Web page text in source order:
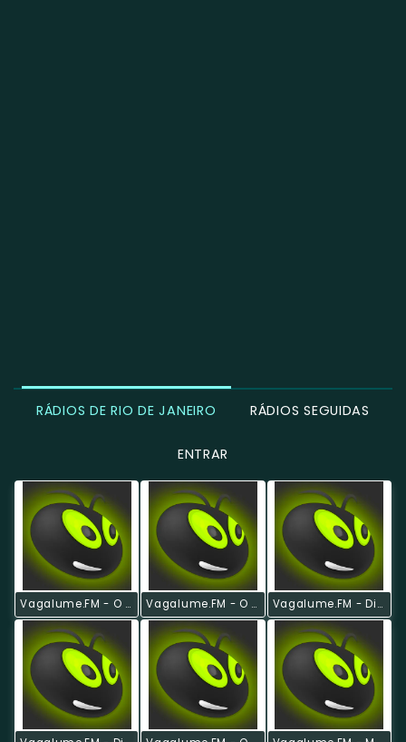
RÁDIOS DE RIO DE JANEIRO RÁDIOS SEGUIDAS
ENTRAR
Vagalume.FM - O Melhor De John Mayer Vagalume.FM - O Melhor De Rihanna Vagalume.FM - Dia Dos Namorados